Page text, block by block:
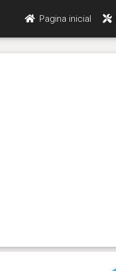
Pagina inicial